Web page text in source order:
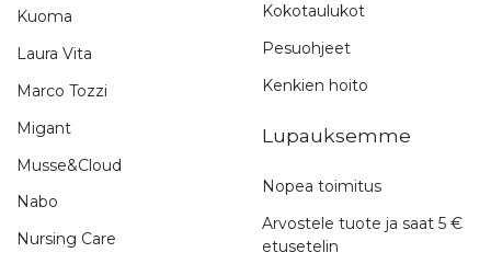
Kuoma
Laura Vita
Marco Tozzi
Migant
Musse&Cloud
Nabo
Nursing Care
Kokotaulukot
Pesuohjeet
Kenkien hoito
Lupauksemme
Nopea toimitus
Arvostele tuote ja saat 5 €
etusetelin